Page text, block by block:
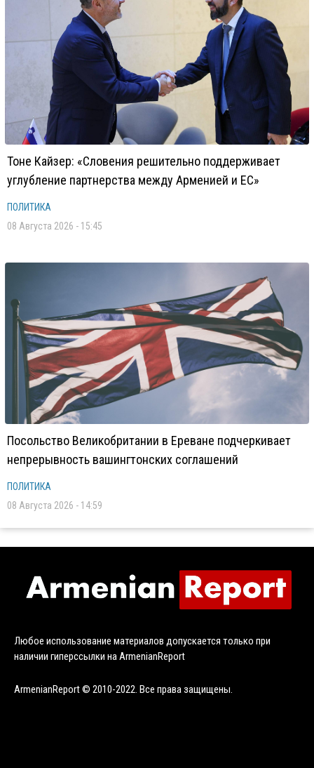
Тоне Кайзер: «Словения решительно поддерживает
углубление партнерства между Арменией и ЕС»
ПОЛИТИКА
08 Августа 2026 - 15:45
Посольство Великобритании в Ереване подчеркивает
непрерывность вашингтонских соглашений
ПОЛИТИКА
08 Августа 2026 - 14:59
Любое использование материалов допускается только при
наличии гиперссылки на ArmenianReport
ArmenianReport © 2010-2022. Все права защищены.